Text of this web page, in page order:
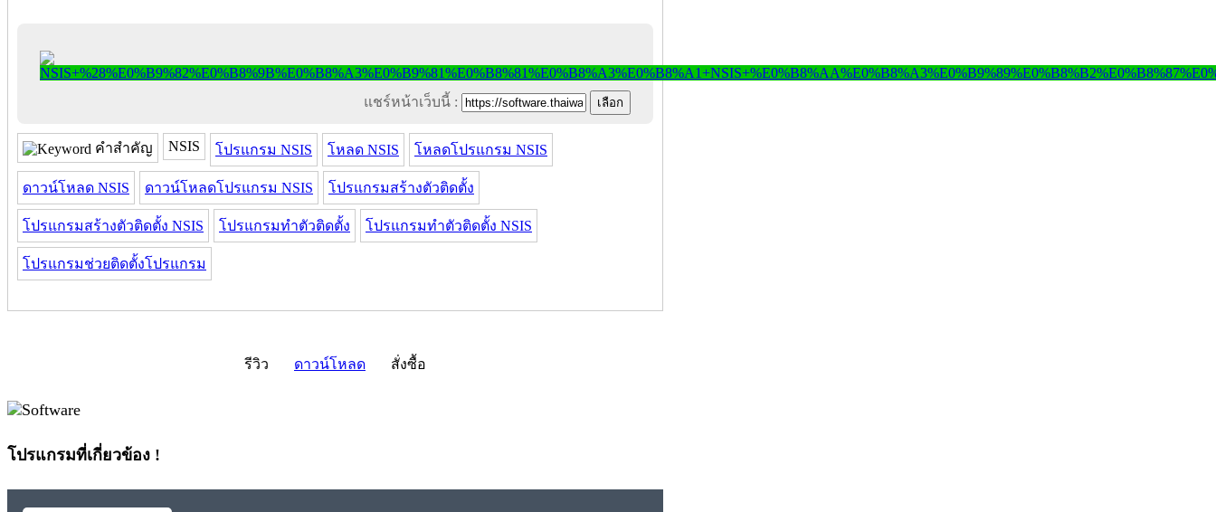
แชร์หน้าเว็บนี้ :
คำสำคัญ NSIS โปรแกรม NSIS โหลด NSIS โหลดโปรแกรม NSIS
ดาวน์โหลด NSIS ดาวน์โหลดโปรแกรม NSIS โปรแกรมสร้างตัวติดตั้ง
โปรแกรมสร้างตัวติดตั้ง NSIS โปรแกรมทําตัวติดตั้ง โปรแกรมทําตัวติดตั้ง NSIS
โปรแกรมช่วยติดตั้งโปรแกรม
รีวิว ดาวน์โหลด สั่งซื้อ
โปรแกรมที่เกี่ยวข้อง !